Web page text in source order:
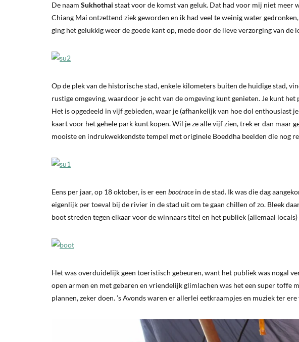
De naam Sukhothai staat voor de komst van geluk. Dat had voor mij niet meer
Chiang Mai ontzettend ziek geworden en ik had veel te weinig water
ging het gelukkig weer de goede kant op, mede door de lieve verzorging van de
Op de plek van de historische stad, enkele kilometers buiten de huidige stad,
rustige omgeving, waardoor je echt van de omgeving kunt genieten. Je kunt
Het is opgedeeld in vijf gebieden, waar je (afhankelijk van hoe dol enthousiast
kaart voor het gehele park kunt kopen. Wil je ze alle vijf zien, trek er dan maar
mooiste en indrukwekkendste tempel met originele Boeddha beelden die nog
Eens per jaar, op 18 oktober, is er een bootracein de stad. Ik was die dag
eigenlijk per toeval bij de rivier in de stad uit om te gaan chillen of zo. Bleek
boot streden tegen elkaar voor de winnaars titel en het publiek (allemaal locals)
Het was overduidelijk geen toeristisch gebeuren, want het publiek was nogal
open armen en met gebaren en vriendelijk glimlachen was het een super toffe
plannen, zeker doen. ’s Avonds waren er allerlei eetkraampjes en muziek ter